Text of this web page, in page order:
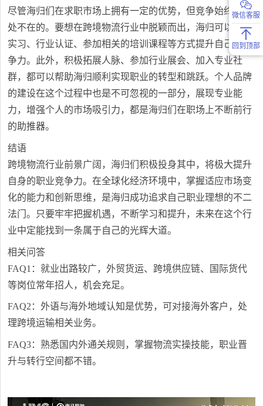
尽管海归们在求职市场上拥有一定的优势，但竞争始终是无
处不在的。要想在跨境物流行业中脱颖而出，海归可以通过
实习、行业认证、参加相关的培训课程等方式提升自己的竞
争力。此外，积极拓展人脉、参加行业展会、加入专业社
群，都可以帮助海归顺利实现职业的转型和跳跃。个人品牌
的建设在这个过程中也是不可忽视的一部分，展现专业能
力，增强个人的市场吸引力，都是海归们在职场上不断前行
的助推器。
结语
跨境物流行业前景广阔，海归们积极投身其中，将极大提升
自身的职业竞争力。在全球化经济环境中，掌握适应市场变
化的能力和创新思维，是海归成功追求自己职业理想的不二
法门。只要牢牢把握机遇，不断学习和提升，未来在这个行
业中定能找到一条属于自己的光辉大道。
相关问答
FAQ1：就业出路较广，外贸货运、跨境供应链、国际货代
等岗位常年招人，机会充足。
FAQ2：外语与海外地域认知是优势，可对接海外客户，处
理跨境运输相关业务。
FAQ3：熟悉国内外通关规则，掌握物流实操技能，职业晋
升与转行空间都不错。
微信客服
回到顶部